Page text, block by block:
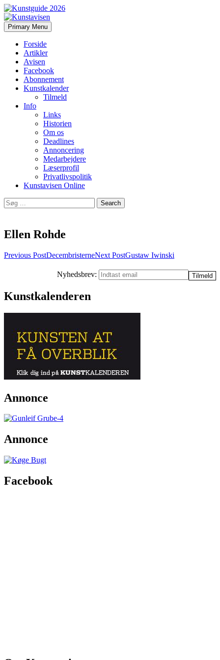
Kunstavisen
Search
Primary Menu Skip
to
Forside
Artikler
Avisen
Facebook
Abonnement
Kunstkalender
Tilmeld
Info
Links
Historien
Om os
Deadlines
Annoncering
Medarbejdere
Læserprofil
Privatlivspolitik
Kunstavisen Online
Search
for:
Ellen Rohde
Post
Previous PostDecembristerneNext PostGustaw Iwinski
Nyhedsbrev:
Kunstkalenderen
Annonce
Annonce
Facebook